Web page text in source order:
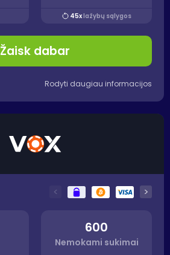
45xlažybų sąlygos
Žaisk dabar
Rodyti daugiau informacijos
< >
600
Nemokami sukimai